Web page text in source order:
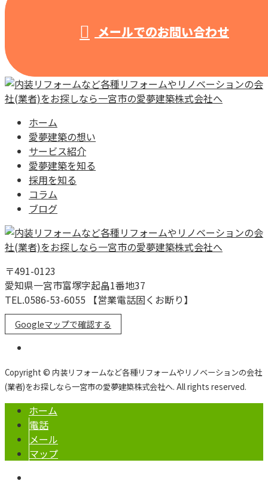
メールでのお問い合わせ
ホーム
愛夢建築の想い
サービス紹介
愛夢建築を知る
採用を知る
コラム
ブログ
〒491-0123
愛知県一宮市富塚字起畠1番地37
TEL.0586-53-6055 【営業電話固くお断り】
Googleマップで確認する
Copyright © 内装リフォームなど各種リフォームやリノベーションの会社
(業者)をお探しなら一宮市の愛夢建築株式会社へ. All rights reserved.
ホーム
電話
メール
マップ